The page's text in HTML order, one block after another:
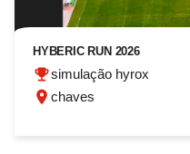
HYBERIC RUN 2026
simulação hyrox
chaves